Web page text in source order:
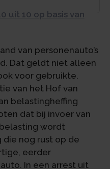
uit 10 op basis van
van personenauto’s
Dat geldt niet alleen
voor gebruikte.
van het Hof van
belastingheffing
dat bij invoer van
wordt
nog rust op de
eerder
In een arrest uit